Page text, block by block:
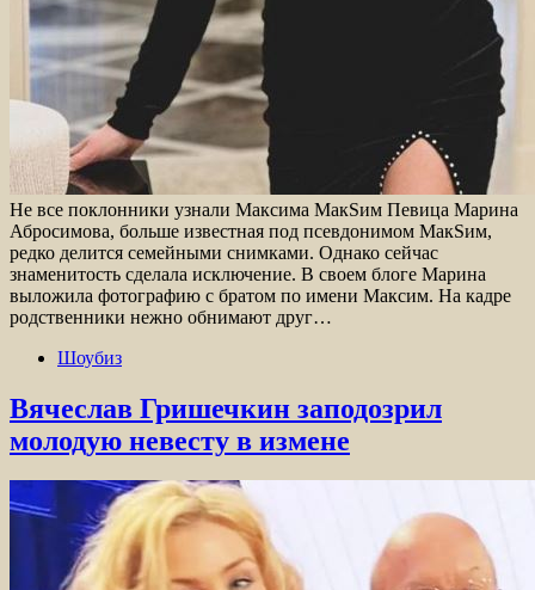
Не все поклонники узнали Максима МакSим Певица Марина
Абросимова, больше известная под псевдонимом МакSим,
редко делится семейными снимками. Однако сейчас
знаменитость сделала исключение. В своем блоге Марина
выложила фотографию с братом по имени Максим. На кадре
родственники нежно обнимают друг…
Шоубиз
Вячеслав Гришечкин заподозрил
молодую невесту в измене